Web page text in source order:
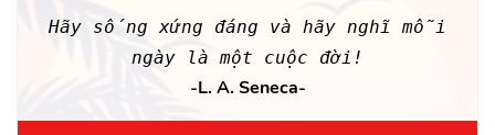
Hãy sống xứng đáng và hãy nghĩ mỗi
ngày là một cuộc đời!
-L. A. Seneca-